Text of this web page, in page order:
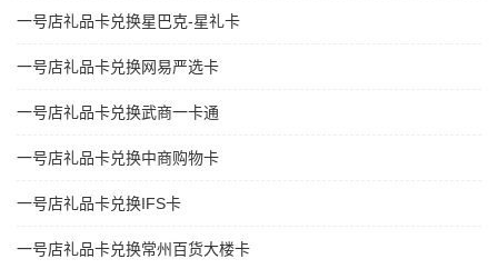
一号店礼品卡兑换星巴克-星礼卡
一号店礼品卡兑换网易严选卡
一号店礼品卡兑换武商一卡通
一号店礼品卡兑换中商购物卡
一号店礼品卡兑换IFS卡
一号店礼品卡兑换常州百货大楼卡